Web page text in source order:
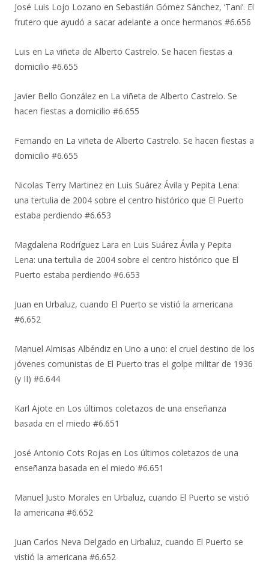
José Luis Lojo Lozano en Sebastián Gómez Sánchez, ‘Tani’. El
frutero que ayudó a sacar adelante a once hermanos #6.656
Luis en La viñeta de Alberto Castrelo. Se hacen fiestas a
domicilio #6.655
Javier Bello González en La viñeta de Alberto Castrelo. Se
hacen fiestas a domicilio #6.655
Fernando en La viñeta de Alberto Castrelo. Se hacen fiestas a
domicilio #6.655
Nicolas Terry Martinez en Luis Suárez Ávila y Pepita Lena:
una tertulia de 2004 sobre el centro histórico que El Puerto
estaba perdiendo #6.653
Magdalena Rodríguez Lara en Luis Suárez Ávila y Pepita
Lena: una tertulia de 2004 sobre el centro histórico que El
Puerto estaba perdiendo #6.653
Juan en Urbaluz, cuando El Puerto se vistió la americana
#6.652
Manuel Almisas Albéndiz en Uno a uno: el cruel destino de los
jóvenes comunistas de El Puerto tras el golpe militar de 1936
(y II) #6.644
Karl Ajote en Los últimos coletazos de una enseñanza
basada en el miedo #6.651
José Antonio Cots Rojas en Los últimos coletazos de una
enseñanza basada en el miedo #6.651
Manuel Justo Morales en Urbaluz, cuando El Puerto se vistió
la americana #6.652
Juan Carlos Neva Delgado en Urbaluz, cuando El Puerto se
vistió la americana #6.652